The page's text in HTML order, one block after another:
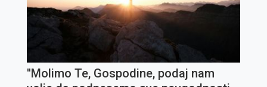
''Molimo Te, Gospodine, podaj nam